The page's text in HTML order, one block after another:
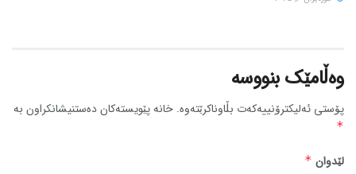
وەڵامێک بنووسە
پۆستی ئەلیکترۆنییەکەت بڵاوناکرێتەوە. خانە پێویستەکان دەستنیشانکراون بە
*
لێدوان *